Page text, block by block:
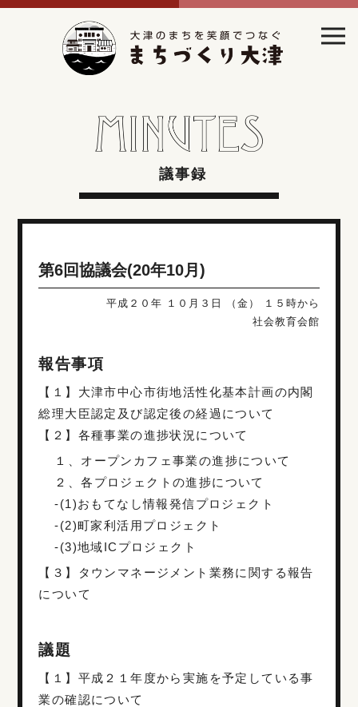
議事録
第6回協議会(20年10月)
平成２０年 １０月３日 （金） １５時から
社会教育会館
報告事項
【１】大津市中心市街地活性化基本計画の内閣
総理大臣認定及び認定後の経過について
【２】各種事業の進捗状況について
１、オープンカフェ事業の進捗について
２、各プロジェクトの進捗について
-(1)おもてなし情報発信プロジェクト
-(2)町家利活用プロジェクト
-(3)地域ICプロジェクト
【３】タウンマネージメント業務に関する報告
について
議題
【１】平成２１年度から実施を予定している事
業の確認について